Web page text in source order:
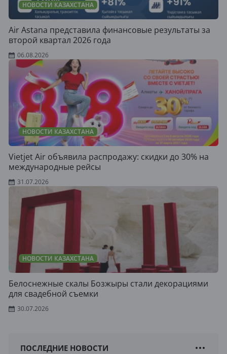
НОВОСТИ КАЗАХСТАНА
Air Astana представила финансовые результаты за
второй квартал 2026 года
06.08.2026
НОВОСТИ КАЗАХСТАНА
Vietjet Air объявила распродажу: скидки до 30% на
международные рейсы
31.07.2026
НОВОСТИ КАЗАХСТАНА
Белоснежные скалы Бозжыры стали декорациями
для свадебной съемки
30.07.2026
ПОСЛЕДНИЕ НОВОСТИ